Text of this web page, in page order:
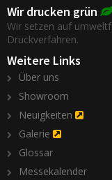
Wir drucken grün
Wir setzen auf
Druckverfahren.
Weitere Links
Über uns
Showroom
Neuigkeiten
Galerie
Glossar
Messekalender